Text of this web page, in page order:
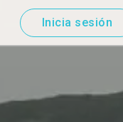
Inicia sesión